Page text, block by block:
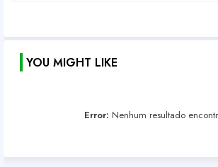
YOU MIGHT LIKE
Error: Nenhum resultado